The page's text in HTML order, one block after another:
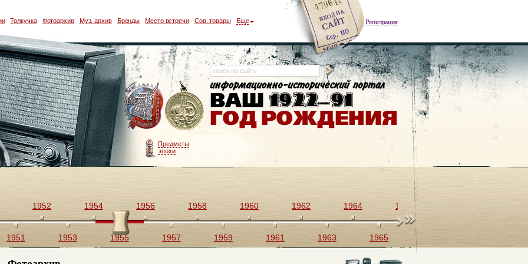
Регистрация
Толкучка Фотоархив Муз. архив Бренды Место встречи Сов. товары Еще
Предметы
эпохи
1951
1952
1953
1954
1955
1956
1957
1958
1959
1960
1961
1962
1963
1964
1965
1966